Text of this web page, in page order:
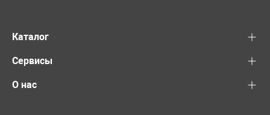
Каталог
Сервисы
О нас